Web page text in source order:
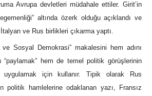
Avrupa devletleri müdahale ettiler. Girit’in
altında özerk olduğu açıklandı ve
ve Rus birlikleri çıkarma yaptı.
Sosyal Demokrasi” makalesini hem adını
“paylamak” hem de temel politik görüşlerinin
için kullanır. Tipik olarak Rus
politik hamlelerine odaklanan yazı, Fransız